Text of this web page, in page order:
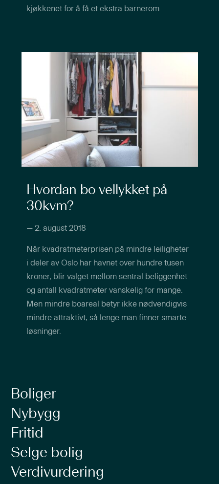
kjøkkenet for å få et ekstra barnerom.
Hvordan bo vellykket på
30kvm?
— 2. august 2018
Når kvadratmeterprisen på mindre leiligheter
i deler av Oslo har havnet over hundre tusen
kroner, blir valget mellom sentral beliggenhet
og antall kvadratmeter vanskelig for mange.
Men mindre boareal betyr ikke nødvendigvis
mindre attraktivt, så lenge man finner smarte
løsninger.
Boliger
Nybygg
Fritid
Selge bolig
Verdivurdering